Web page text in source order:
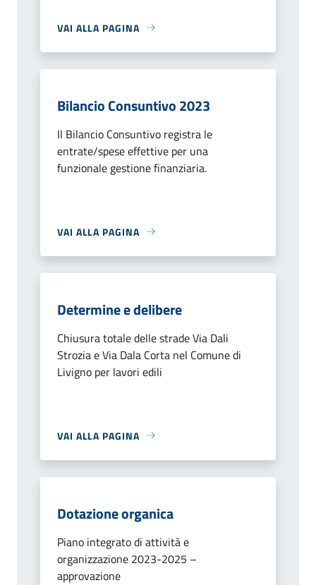
VAI ALLA PAGINA
Bilancio Consuntivo 2023
Il Bilancio Consuntivo registra le
entrate/spese effettive per una
funzionale gestione finanziaria.
VAI ALLA PAGINA
Determine e delibere
Chiusura totale delle strade Via Dali
Strozia e Via Dala Corta nel Comune di
Livigno per lavori edili
VAI ALLA PAGINA
Dotazione organica
Piano integrato di attività e
organizzazione 2023-2025 –
approvazione